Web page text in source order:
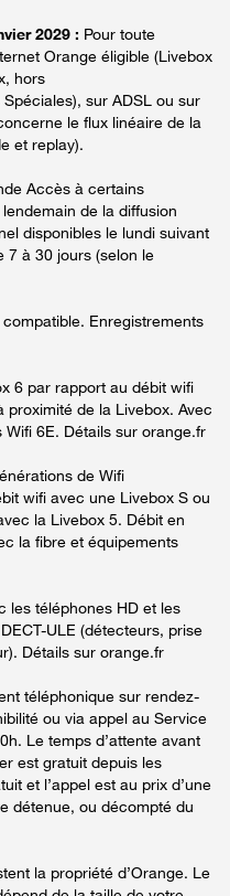
2029 : Pour toute
Orange éligible (Livebox
hors
sur ADSL ou sur
le flux linéaire de la
et replay).
Accès à certains
de la diffusion
disponibles le lundi suivant
7 à 30 jours (selon le
Enregistrements
6 par rapport au débit wifi
de la Livebox. Avec
6E. Détails sur orange.fr
de Wifi
wifi avec une Livebox S ou
la Livebox 5. Débit en
la fibre et équipements
les téléphones HD et les
ULE (détecteurs, prise
Détails sur orange.fr
téléphonique sur rendez-
ou via appel au Service
Le temps d’attente avant
est gratuit depuis les
et l’appel est au prix d’une
détenue, ou décompté du
la propriété d’Orange. Le